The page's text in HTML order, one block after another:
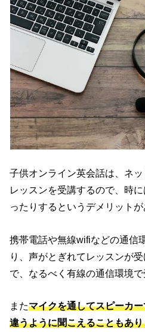
子供オンライン英会話は、ネ
レッスンを受講するので、時
ったりするというデメリットが
携帯電話や無線wifiなどの通信
り、声がとぎれてレッスンが
で、なるべく有線の通信環境で
またマイクを通してスピーカ
違うように聞こえることもあ